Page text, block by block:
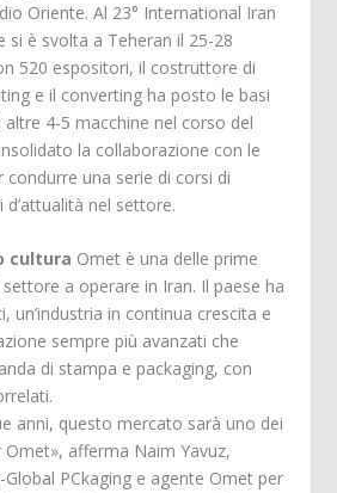
Oriente. Al 23° International Iran
si è svolta a Teheran il 25-28
520 espositori, il costruttore di
e il converting ha posto le basi
altre 4-5 macchine nel corso del
la collaborazione con le
condurre una serie di corsi di
nel settore.
cultura Omet è una delle prime
a operare in Iran. Il paese ha
un’industria in continua crescita e
sempre più avanzati che
di stampa e packaging, con
anni, questo mercato sarà uno dei
afferma Naim Yavuz,
PCkaging e agente Omet per